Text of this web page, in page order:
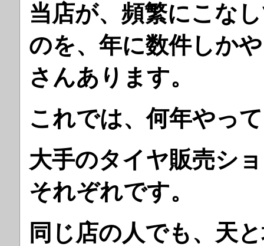
当店が、頻繁にこな
のを、年に数件しか
さんあります。
これでは、何年やっ
大手のタイヤ販売シ
それぞれです。
同じ店の人でも、天